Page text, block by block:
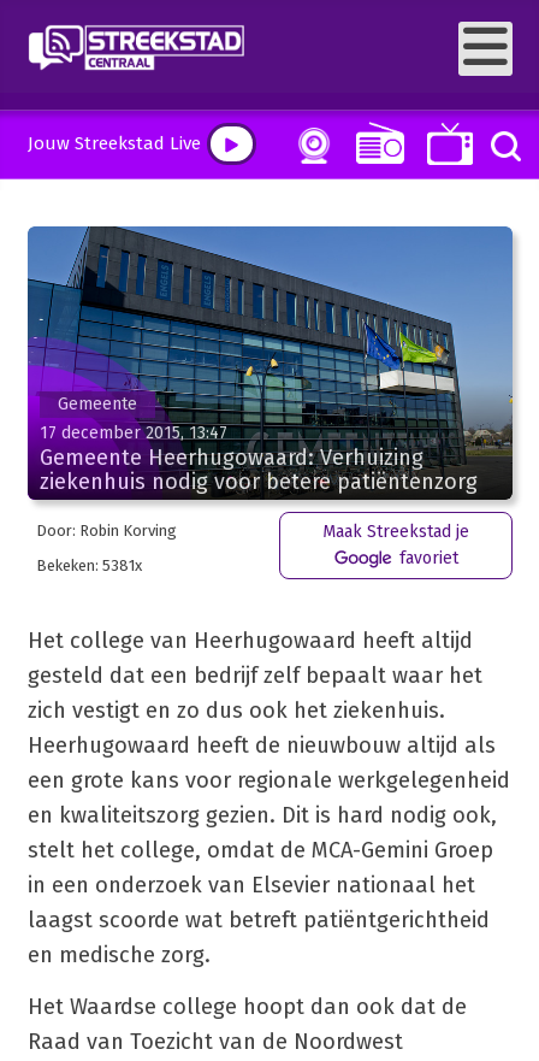
Jouw Streekstad Live
Gemeente
17 december 2015, 13:47
Gemeente Heerhugowaard: Verhuizing
ziekenhuis nodig voor betere patiëntenzorg
Door: Robin Korving
Bekeken: 5381x
Maak Streekstad je
favoriet
Het college van Heerhugowaard heeft altijd
gesteld dat een bedrijf zelf bepaalt waar het
zich vestigt en zo dus ook het ziekenhuis.
Heerhugowaard heeft de nieuwbouw altijd als
een grote kans voor regionale werkgelegenheid
en kwaliteitszorg gezien. Dit is hard nodig ook,
stelt het college, omdat de MCA-Gemini Groep
in een onderzoek van Elsevier nationaal het
laagst scoorde wat betreft patiëntgerichtheid
en medische zorg.
Het Waardse college hoopt dan ook dat de
Raad van Toezicht van de Noordwest